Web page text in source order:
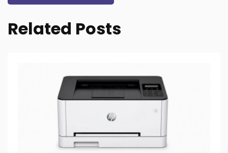
Related Posts